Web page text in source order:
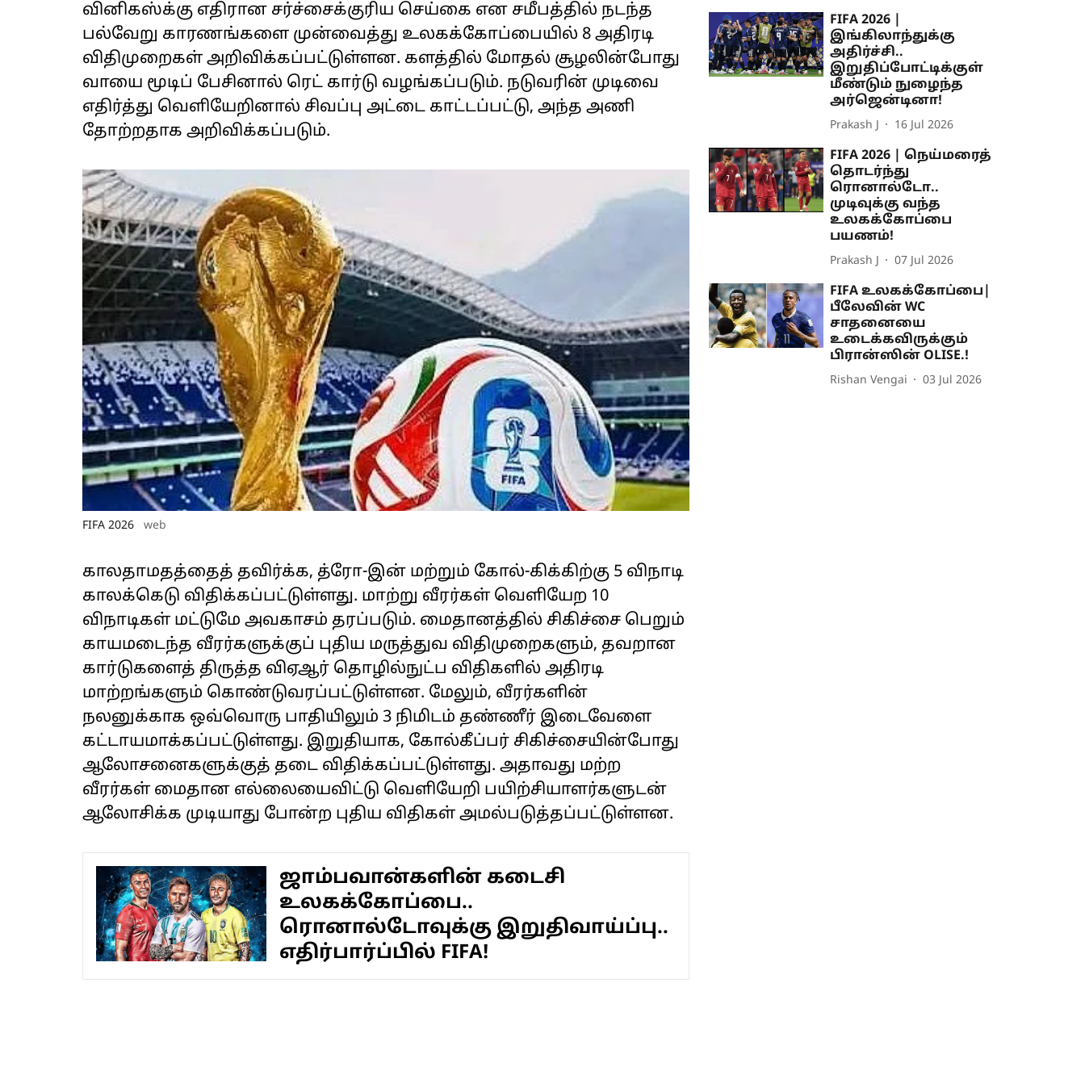
வினிகஸ்க்கு எதிரான சர்ச்சைக்குரிய செய்கை என சமீபத்தில் நடந்த
பல்வேறு காரணங்களை முன்வைத்து உலகக்கோப்பையில் 8 அதிரடி
விதிமுறைகள் அறிவிக்கப்பட்டுள்ளன. களத்தில் மோதல் சூழலின்போது
வாயை மூடிப் பேசினால் ரெட் கார்டு வழங்கப்படும். நடுவரின் முடிவை
எதிர்த்து வெளியேறினால் சிவப்பு அட்டை காட்டப்பட்டு, அந்த அணி
தோற்றதாக அறிவிக்கப்படும்.
FIFA 2026 web
காலதாமதத்தைத் தவிர்க்க, த்ரோ-இன் மற்றும் கோல்-கிக்கிற்கு 5 விநாடி
காலக்கெடு விதிக்கப்பட்டுள்ளது. மாற்று வீரர்கள் வெளியேற 10
விநாடிகள் மட்டுமே அவகாசம் தரப்படும். மைதானத்தில் சிகிச்சை பெறும்
காயமடைந்த வீரர்களுக்குப் புதிய மருத்துவ விதிமுறைகளும், தவறான
கார்டுகளைத் திருத்த விஏஆர் தொழில்நுட்ப விதிகளில் அதிரடி
மாற்றங்களும் கொண்டுவரப்பட்டுள்ளன. மேலும், வீரர்களின்
நலனுக்காக ஒவ்வொரு பாதியிலும் 3 நிமிடம் தண்ணீர் இடைவேளை
கட்டாயமாக்கப்பட்டுள்ளது. இறுதியாக, கோல்கீப்பர் சிகிச்சையின்போது
ஆலோசனைகளுக்குத் தடை விதிக்கப்பட்டுள்ளது. அதாவது மற்ற
வீரர்கள் மைதான எல்லையைவிட்டு வெளியேறி பயிற்சியாளர்களுடன்
ஆலோசிக்க முடியாது போன்ற புதிய விதிகள் அமல்படுத்தப்பட்டுள்ளன.
ஜாம்பவான்களின் கடைசி
உலகக்கோப்பை..
ரொனால்டோவுக்கு இறுதிவாய்ப்பு..
எதிர்பார்ப்பில் FIFA!
FIFA 2026 |
இங்கிலாந்துக்கு
அதிர்ச்சி..
இறுதிப்போட்டிக்குள்
மீண்டும் நுழைந்த
அர்ஜென்டினா!
Prakash J 16 Jul 2026
FIFA 2026 | நெய்மரைத்
தொடர்ந்து
ரொனால்டோ..
முடிவுக்கு வந்த
உலகக்கோப்பை
பயணம்!
Prakash J 07 Jul 2026
FIFA உலகக்கோப்பை|
பீலேவின் WC
சாதனையை
உடைக்கவிருக்கும்
பிரான்ஸின் OLISE.!
Rishan Vengai 03 Jul 2026